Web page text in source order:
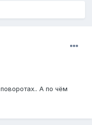
А по чём